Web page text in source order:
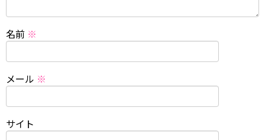
名前 ※
メール ※
サイト